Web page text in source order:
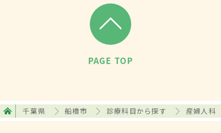
PAGE TOP
千葉県 船橋市 診療科目から探す 産婦人科